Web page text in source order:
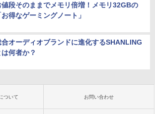
値段そのままでメモリ倍増！メモリ32GBの
お得なゲーミングノート」
合オーディオブランドに進化するSHANLING
は何者か？
ついて お問い合わせ